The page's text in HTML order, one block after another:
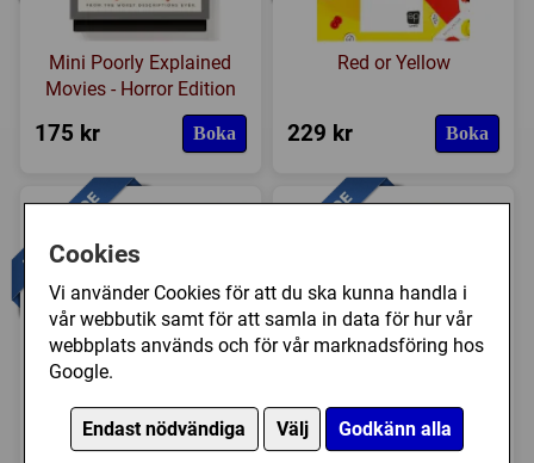
Cookies
Vi använder Cookies för att du ska kunna handla i
vår webbutik samt för att samla in data för hur vår
webbplats används och för vår marknadsföring hos
Google.
Endast nödvändiga Välj Godkänn alla
Mini Poorly Explained
Movies - Horror Edition
175 kr Boka
Red or Yellow
229 kr Boka
Mini Rogue: The
Council
315 kr Boka
Throne (Exp.)
165 kr Boka